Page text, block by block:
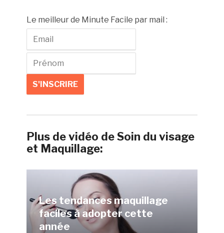
Le meilleur de Minute Facile par mail :
Plus de vidéo de Soin du visage
et Maquillage:
Les tendances maquillage
faciles à adopter cette
année